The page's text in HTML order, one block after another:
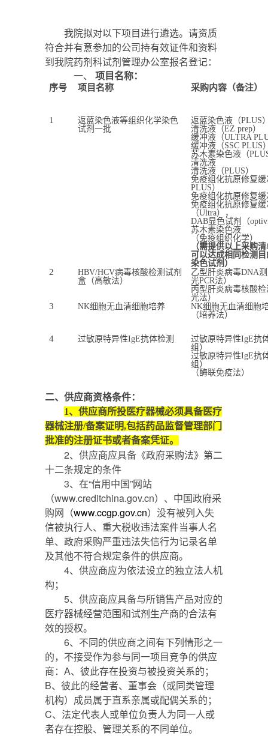
我院拟对以下项目进行遴选。请资质
符合并有意参加的公司持有效证件和资料
到我院药剂科试剂管理办公室报名登记：
一、
项目名称：
序号 项目名称 采购内容 （备注）
1
返蓝染色液等组织化学染色
试剂一批
返蓝染色液（PLUS
清洗液（EZ prep）
缓冲液（ULTRA
缓冲液（SSC PLUS
苏木素染色液（
清洗液
清洗液（PLUS）
免疫组化抗原修复
PLUS）
免疫组化抗原修复缓
免疫组化抗原修复缓
（Ultra），
DAB显色试剂（
苏木素染色液
（免疫组织化学）
（需提供以上采购
可以达成相同检测
染色试剂）
2
HBV/HCV病毒核酸检测试剂
盒（高敏法）
乙型肝炎病毒DNA
光PCR法）
丙型肝炎病毒核酸
光法）
3 NK细胞无血清细胞培养
NK细胞无血清细胞
（培养法）
4 过敏原特异性IgE抗体检测
过敏原特异性IgE抗
组）
过敏原特异性IgE抗
组）
（酶联免疫法）
二、供应商资格条件：
1、 供应商所投医疗器械必须具备医疗
器械注册/备案证明,包括药品监督管理部门
批准的注册证书或者备案凭证。
2、供应商应具备《政府采购法》第二
十二条规定的条件
3、在“信用中国”网站
（www.creditchina.gov.cn）、中国政府采
购网（www.ccgp.gov.cn）没有被列入失
信被执行人、重大税收违法案件当事人名
单、政府采购严重违法失信行为记录名单
及其他不符合规定条件的供应商。
4、供应商应为依法设立的独立法人机
构；
5、供应商应具备与所销售产品对应的
医疗器械经营范围和试剂生产商的合法有
效的授权。
6、不同的供应商之间有下列情形之一
的，不接受作为参与同一项目竞争的供应
商：A、彼此存在投资与被投资关系的；
B、彼此的经营者、董事会（或同类管理
机构）成员属于直系亲属或配偶关系的；
C、法定代表人或单位负责人为同一人或
者存在控股、管理关系的不同单位。